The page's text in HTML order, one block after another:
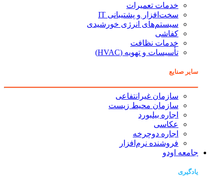
خدمات تعمیرات
سخت‌افزار و پشتیبانی IT
سیستم‌های انرژی خورشیدی
کفاشی
خدمات نظافت
تأسیسات و تهویه (HVAC)
سایر صنایع
سازمان غیرانتفاعی
سازمان محیط زیست
اجاره بیلبورد
عکاسی
اجاره دوچرخه
فروشنده نرم‌افزار
جامعه اودو
یادگیری